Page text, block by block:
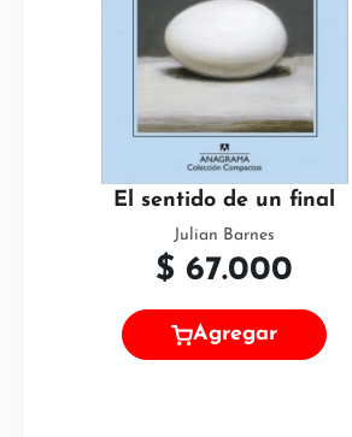
El sentido de un final
Julian Barnes
$ 67.000
Agregar